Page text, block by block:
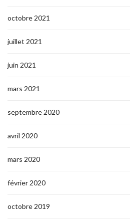
octobre 2021
juillet 2021
juin 2021
mars 2021
septembre 2020
avril 2020
mars 2020
février 2020
octobre 2019